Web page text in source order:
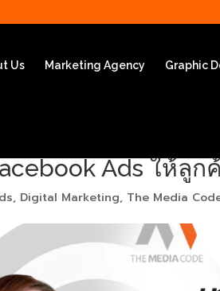
Us Marketing Agency Graphic
Ads ให้ลูก
, Digital Marketing, The Media